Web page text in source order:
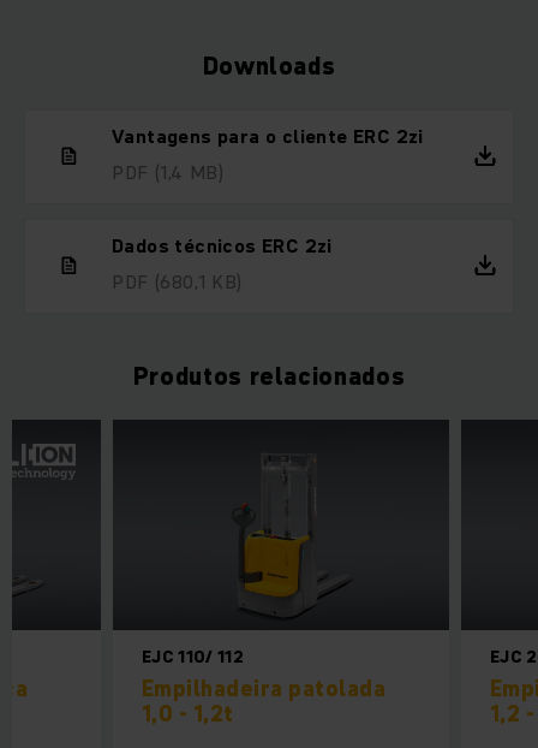
Downloads
Vantagens para o cliente ERC 2zi
PDF (1,4 MB)
Dados técnicos ERC 2zi
PDF (680,1 KB)
Produtos relacionados
EJC 110/ 112
Empilhadeira patolada
1,0 - 1,2t
EJC
1,2